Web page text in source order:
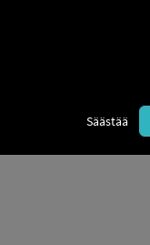
Säästää